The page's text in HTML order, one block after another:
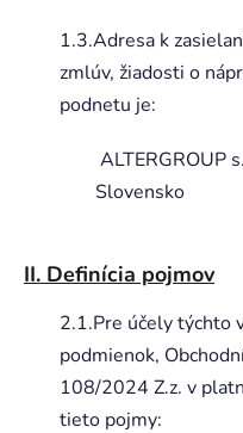
1.3.Adresa k
zmlúv, žiadosti o
podnetu je:
ALTERGROUP
Slovensko
II. Definícia pojmov
2.1.Pre účely týchto
podmienok,
108/2024 Z.z. v
tieto pojmy: